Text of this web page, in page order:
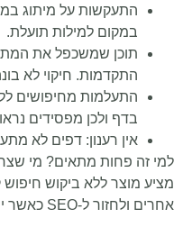
התעקשות על מיתוג
במקום למילות תועלת.
תוכן שמשכפל את
התקדמות. חיקוי לא
התעלמות מחיפושים
בדף ולכן מפסידים
אין רענון: דפים לא
למי זה פחות מתאים? מי
מציע מוצר ללא ביקוש
אחרים ולחזור ל-SEO כאשר יש מרווח נשימה.